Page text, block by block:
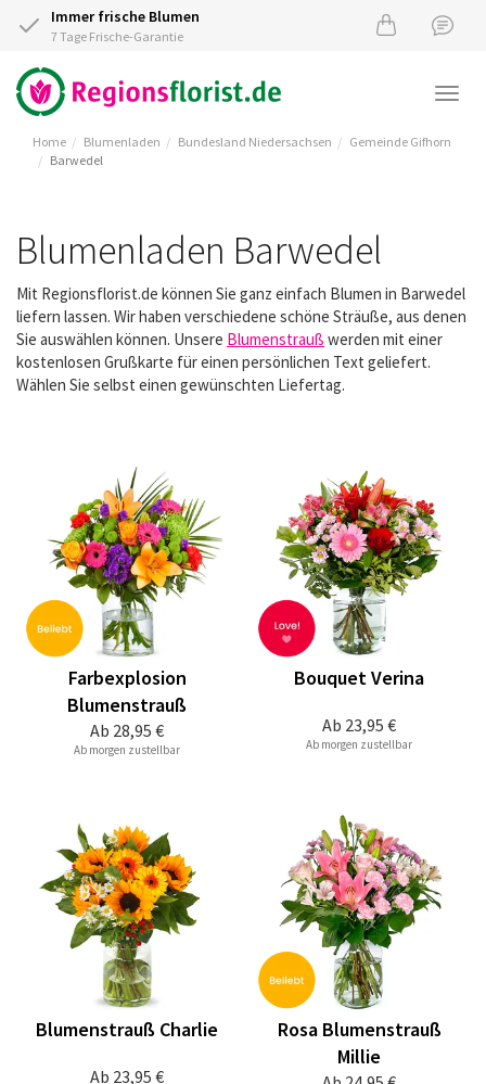
Immer frische Blumen
7 Tage Frische-Garantie
Home Blumenladen Bundesland Niedersachsen
Gemeinde Gifhorn
Barwedel
Blumenladen Barwedel
Mit Regionsflorist.de können Sie ganz einfach Blumen in Barwedel
liefern lassen. Wir haben verschiedene schöne Sträuße, aus denen
Sie auswählen können. Unsere Blumenstrauß werden mit einer
kostenlosen Grußkarte für einen persönlichen Text geliefert.
Wählen Sie selbst einen gewünschten Liefertag.
Ab 28,95 €
Farbexplosion
Blumenstrauß
Ab morgen zustellbar
Ab 23,95 €
Bouquet Verina
Ab morgen zustellbar
Ab 23,95 €
Blumenstrauß Charlie
Rosa Blumenstrauß
Millie